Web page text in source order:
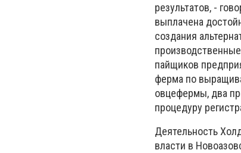
результатов, -
выплачена
создания
пайщиков
ферма по
овцефермы, два
процедуру
Деятельность
власти в